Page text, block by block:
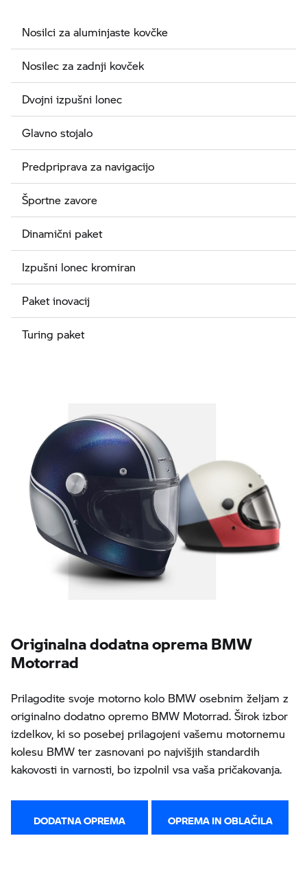
Nosilci za aluminjaste kovčke
Nosilec za zadnji kovček
Dvojni izpušni lonec
Glavno stojalo
Predpriprava za navigacijo
Športne zavore
Dinamični paket
Izpušni lonec kromiran
Paket inovacij
Turing paket
Originalna dodatna oprema BMW
Motorrad
Prilagodite svoje motorno kolo BMW osebnim željam z
originalno dodatno opremo BMW Motorrad. Širok izbor
izdelkov, ki so posebej prilagojeni vašemu motornemu
kolesu BMW ter zasnovani po najvišjih standardih
kakovosti in varnosti, bo izpolnil vsa vaša pričakovanja.
DODATNA OPREMA OPREMA IN OBLAČILA